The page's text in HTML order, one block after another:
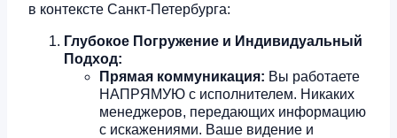
в контексте Санкт-Петербурга:
Глубокое Погружение и Индивидуальный
Подход:
Прямая коммуникация: Вы работаете
НАПРЯМУЮ с исполнителем. Никаких
менеджеров, передающих информацию
с искажениями. Ваше видение и